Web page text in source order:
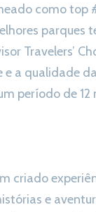
como
Travelers’
a qualidade
período de 12
criado
e